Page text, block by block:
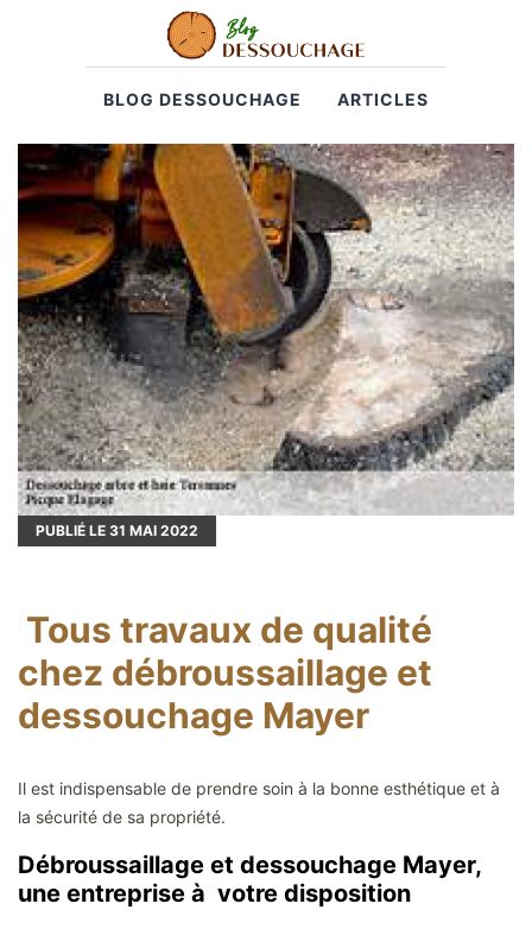
BLOG DESSOUCHAGE ARTICLES
PUBLIÉ LE 31 MAI 2022
Tous travaux de qualité
chez débroussaillage et
dessouchage Mayer
Il est indispensable de prendre soin à la bonne esthétique et à
la sécurité de sa propriété.
Débroussaillage et dessouchage Mayer,
une entreprise à votre disposition